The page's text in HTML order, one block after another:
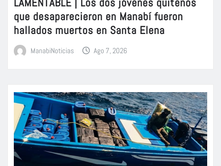
que desaparecieron en Manabí fueron
hallados muertos en Santa Elena
ManabiNoticias Ago 7, 2026